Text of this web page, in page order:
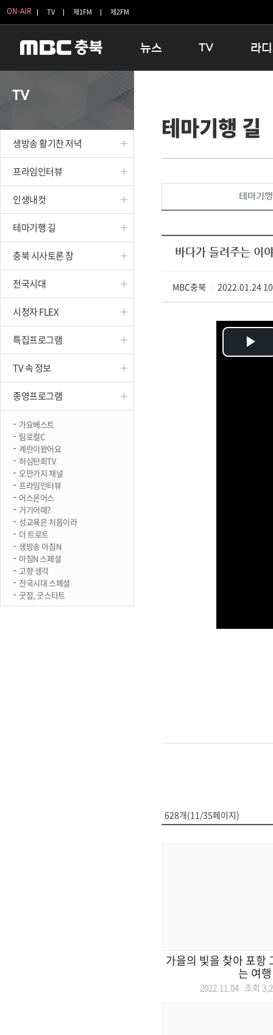
ON-AIR TV 제1FM 제2FM
뉴스
보은
옥천
TV
인생내컷
테마기행 길
시청자 FLEX
종영프로그램
라
16:00
우리 고
TV
생방송 활기찬 저녁
프라임인터뷰
인생내컷
테마기행 길
충북 시사토론 창
전국시대
시청자 FLEX
특집프로그램
TV 속 정보
종영프로그램
가요베스트
팀로컬C
계란이왔어요
허심탄회TV
오만가지 채널
프라임인터뷰
어스온어스
거기어때?
성교육은 처음이라
더 트로트
생방송 아침N
아침N 스페셜
고향 생각
전국시대 스페셜
굿잡, 굿스타트
테마기행 길
테마기
바다가 들려주는 이
MBC충북 2022.01.24
628개(11/35페이지)
가을의 빛을 찾아 포항
는 여행
2022.11.04 조회